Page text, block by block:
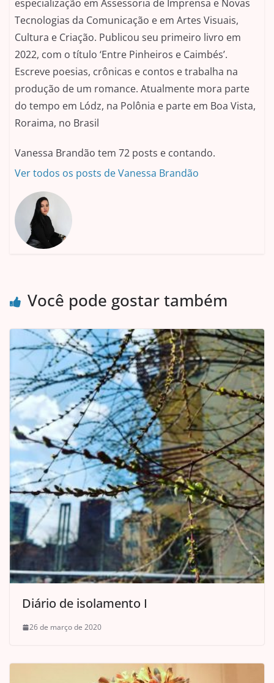
especialização em Assessoria de Imprensa e Novas
Tecnologias da Comunicação e em Artes Visuais,
Cultura e Criação. Publicou seu primeiro livro em
2022, com o título ‘Entre Pinheiros e Caimbés’.
Escreve poesias, crônicas e contos e trabalha na
produção de um romance. Atualmente mora parte
do tempo em Lódz, na Polônia e parte em Boa Vista,
Roraima, no Brasil
Vanessa Brandão tem 72 posts e contando.
Ver todos os posts de Vanessa Brandão
Você pode gostar também
Diário de isolamento I
26 de março de 2020